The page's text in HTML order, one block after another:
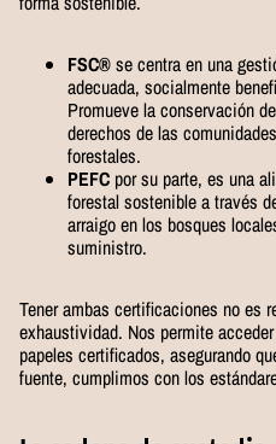
FSC®se centra en una
adecuada, socialmente
Promueve la conservación
derechos de las
forestales.
PEFC por su parte, es una
forestal sostenible a través
arraigo en los bosques
suministro.
Tener ambas certificaciones no es
exhaustividad. Nos permite
papeles certificados, asegurando
fuente, cumplimos con los